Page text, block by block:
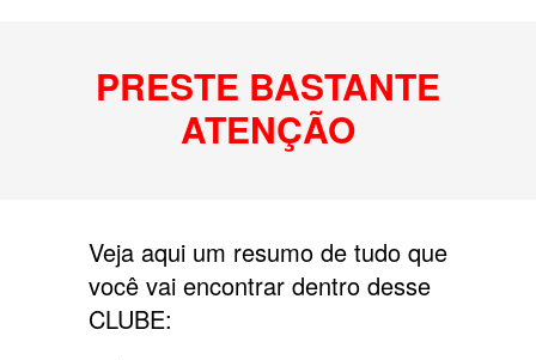
PRESTE BASTANTE
ATENÇÃO
Veja aqui um resumo de tudo que
você vai encontrar dentro desse
CLUBE: